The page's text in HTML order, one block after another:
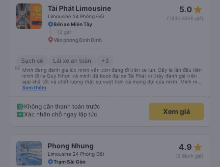
Tài Phát Limousine
Limousine 24 Phòng Đôi
5.0 star_rate
(1830 đánh giá)
Bến xe Miền Tây
12 giờ
Văn phòng Bình Định
Sạch sẽ Lái xe an toàn +3
Mình đang đánh giá lúc mình vẫn còn đang đi trên xe lun. Đây là lần đầu tiên
mình đi ra Quy Nhơn và mình đã book đại xe Tài Phát vì thấy đánh giá trên
app khá tốt và chất lượng thật sự vượt hơn cả mong đợi của mình. Mình mua
giường đôi và vừa đủ cho 2 người. Nhân viên của nhà xe phải nói là siêu nhiệt
trung chuyển và lên xe lớn thì luôn hỗ trợ xách vali giùm tụi mình. Trên xe thì
có cả bánh và sữa miễn phí cho khách còn chuẩn bị cả thuốc say xe, dép,
mền, gối và đặc biệt là có gối ôm. Nchung là phải chấm nhà xe 10 sao mới
Xem thêm
Không cần thanh toán trước
Xác nhận chỗ ngay lập tức
Xem giá
Phong Nhung
Limousine 24 Phòng Đôi
4.9 star_rate
(5 đánh giá)
Trạm Sài Gòn